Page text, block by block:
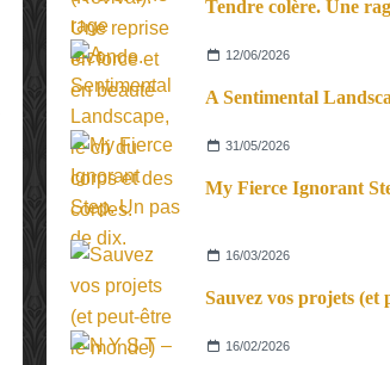
12/06/2026
31/05/2026
16/03/2026
16/02/2026